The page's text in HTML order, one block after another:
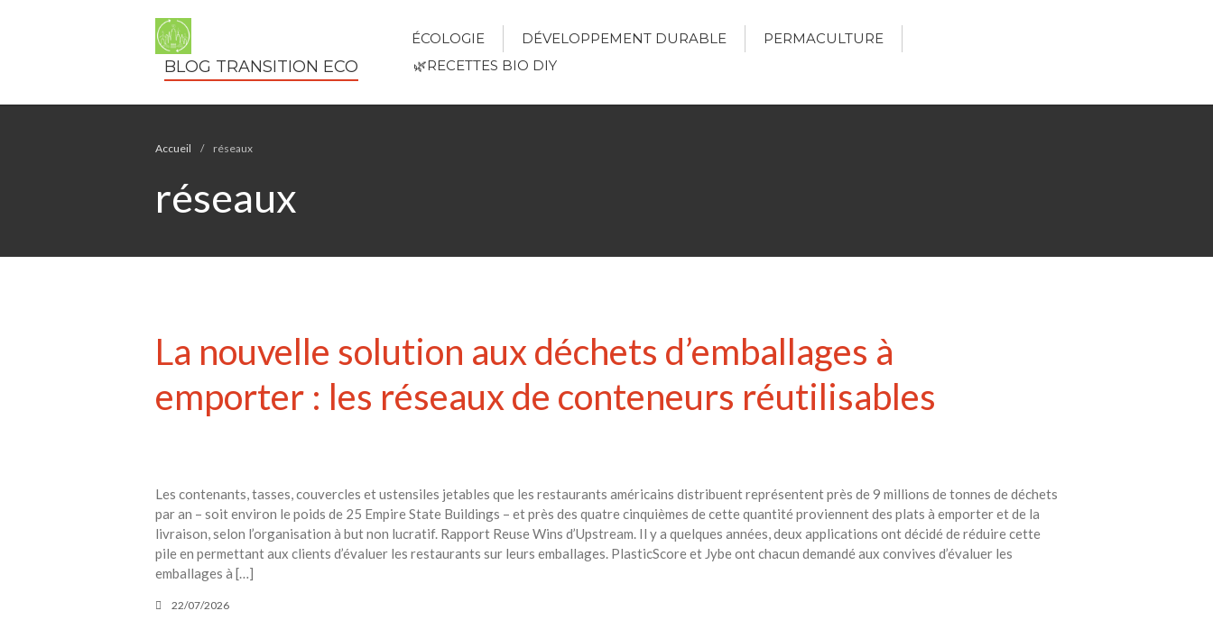
Toits verts | Association
Permaculturelle
L’intelligence artificielle pour
BLOG TRANSITION ECO
ÉCOLOGIE DÉVELOPPEMENT DURABLE
PERMACULTURE
🌿RECETTES BIO DIY
Accueil / réseaux
réseaux
La nouvelle solution aux déchets d’emballages à
emporter : les réseaux de conteneurs réutilisables
Les contenants, tasses, couvercles et ustensiles jetables que les restaurants américains distribuent représentent près de 9 millions de tonnes de déchets
par an – soit environ le poids de 25 Empire State Buildings – et près des quatre cinquièmes de cette quantité proviennent des plats à emporter et de la
livraison, selon l’organisation à but non lucratif. Rapport Reuse Wins d’Upstream. Il y a quelques années, deux applications ont décidé de réduire cette
pile en permettant aux clients d’évaluer les restaurants sur leurs emballages. PlasticScore et Jybe ont chacun demandé aux convives d’évaluer les
emballages à […]
22/07/2026